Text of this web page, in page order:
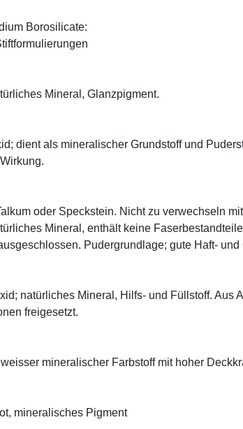
Borosilicate:
Mineral, Glanzpigment.
dient als mineralischer Grundstoff und
oder Speckstein. Nicht zu verwechseln
Mineral, enthält keine
Pudergrundlage; gute Haft-
natürliches Mineral, Hilfs- und Füllstoff. Aus
freigesetzt.
mineralischer Farbstoff mit hoher
mineralisches Pigment